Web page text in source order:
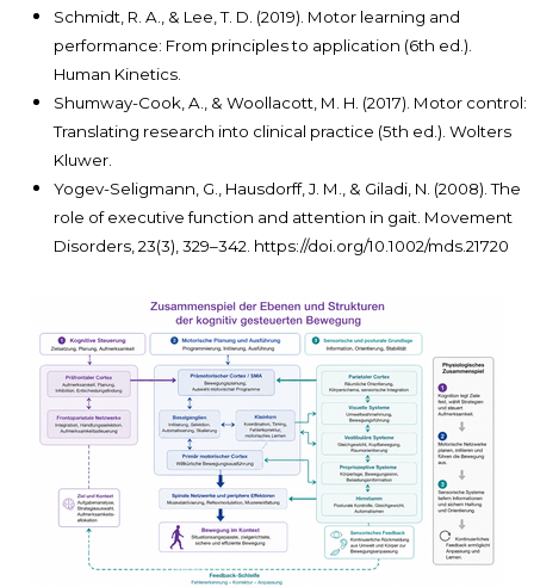
Schmidt, R. A., & Lee, T. D. (2019). Motor learning and
performance: From principles to application (6th ed.).
Human Kinetics.
Shumway-Cook, A., & Woollacott, M. H. (2017). Motor control:
Translating research into clinical practice (5th ed.). Wolters
Kluwer.
Yogev-Seligmann, G., Hausdorff, J. M., & Giladi, N. (2008). The
role of executive function and attention in gait. Movement
Disorders, 23(3), 329–342. https://doi.org/10.1002/mds.21720